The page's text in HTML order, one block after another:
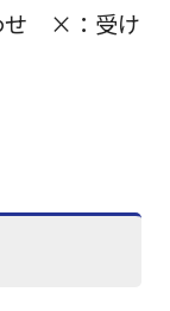
せ ×：受け